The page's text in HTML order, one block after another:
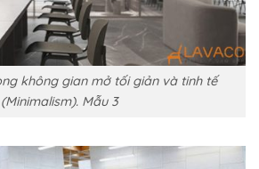
không gian mở tối giản và tinh tế
(Minimalism). Mẫu 3